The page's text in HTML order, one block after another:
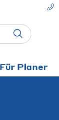
Für Planer